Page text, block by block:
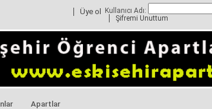
Üye ol Kullanıcı Adı:
Şifremi Unuttum
Apartlar